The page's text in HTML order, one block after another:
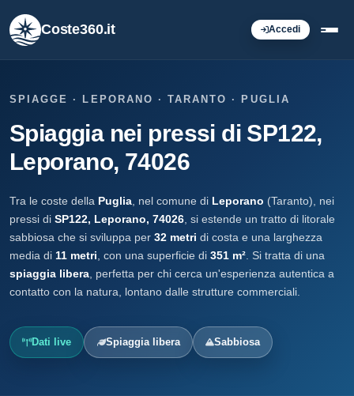
Coste360.it Accedi
SPIAGGE · LEPORANO · TARANTO · PUGLIA
Spiaggia nei pressi di SP122,
Leporano, 74026
Tra le coste della Puglia , nel comune di Leporano (Taranto), nei
pressi di SP122, Leporano, 74026 , si estende un tratto di litorale
sabbiosa che si sviluppa per 32 metri di costa e una larghezza
media di 11 metri , con una superficie di 351 m² . Si tratta di una
spiaggia libera , perfetta per chi cerca un'esperienza autentica a
contatto con la natura, lontano dalle strutture commerciali.
Dati live Spiaggia libera Sabbiosa